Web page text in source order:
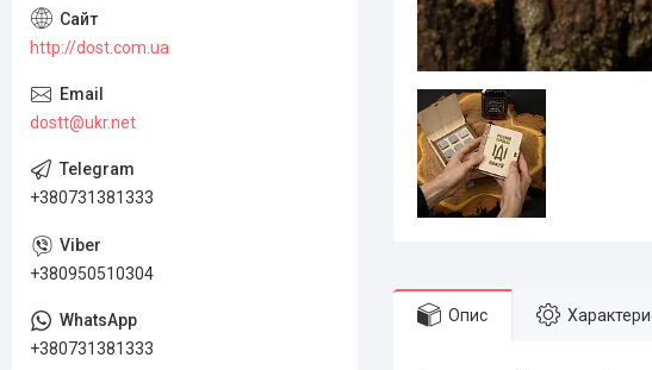
Опис
http://dost.com.ua
dostt@ukr.net
+380731381333
+380950510304
+380731381333